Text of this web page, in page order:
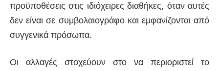
προϋποθέσεις στις ιδιόχειρες διαθήκες, όταν αυτές
δεν είναι σε συμβολαιογράφο και εμφανίζονται από
συγγενικά πρόσωπα.
Οι αλλαγές στοχεύουν στο να περιοριστεί το